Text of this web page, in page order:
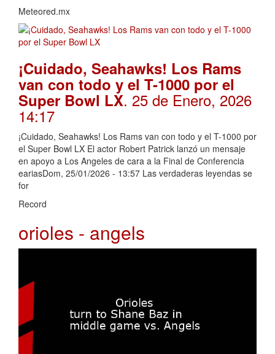
Meteored.mx
¡Cuidado, Seahawks! Los Rams
van con todo y el T-1000 por el
Super Bowl LX. 25 de Enero, 2026
14:17
¡Cuidado, Seahawks! Los Rams van con todo y el T-1000 por
el Super Bowl LX El actor Robert Patrick lanzó un mensaje
en apoyo a Los Angeles de cara a la Final de Conferencia
eariasDom, 25/01/2026 - 13:57 Las verdaderas leyendas se
for
Record
orioles - angels